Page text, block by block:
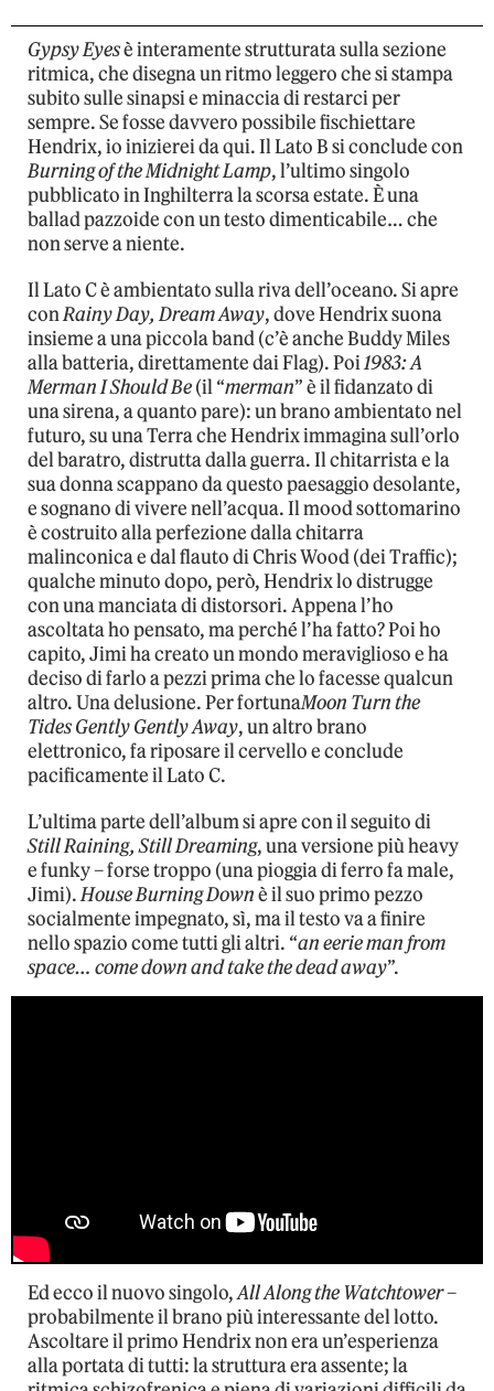
Gypsy Eyesè interamente strutturata sulla sezione
ritmica, che disegna un ritmo leggero che si stampa
subito sulle sinapsi e minaccia di restarci per
sempre. Se fosse davvero possibile fischiettare
Hendrix, io inizierei da qui. Il Lato B si conclude con
Burning of the Midnight Lamp, l’ultimo singolo
pubblicato in Inghilterra la scorsa estate. È una
ballad pazzoide con un testo dimenticabile… che
non serve a niente.
Il Lato C è ambientato sulla riva dell’oceano. Si apre
conRainy Day, Dream Away, dove Hendrix suona
insieme a una piccola band (c’è anche Buddy Miles
alla batteria, direttamente dai Flag). Poi1983: A
Merman I Should Be(il “merman” è il fidanzato di
una sirena, a quanto pare): un brano ambientato nel
futuro, su una Terra che Hendrix immagina sull’orlo
del baratro, distrutta dalla guerra. Il chitarrista e la
sua donna scappano da questo paesaggio desolante,
e sognano di vivere nell’acqua. Il mood sottomarino
è costruito alla perfezione dalla chitarra
malinconica e dal flauto di Chris Wood (dei Traffic);
qualche minuto dopo, però, Hendrix lo distrugge
con una manciata di distorsori. Appena l’ho
ascoltata ho pensato, ma perché l’ha fatto? Poi ho
capito, Jimi ha creato un mondo meraviglioso e ha
deciso di farlo a pezzi prima che lo facesse qualcun
altro. Una delusione. Per fortunaMoon Turn the
Tides Gently Gently Away, un altro brano
elettronico, fa riposare il cervello e conclude
pacificamente il Lato C.
L’ultima parte dell’album si apre con il seguito di
Still Raining, Still Dreaming, una versione più heavy
e funky – forse troppo (una pioggia di ferro fa male,
Jimi).House Burning Downè il suo primo pezzo
socialmente impegnato, sì, ma il testo va a finire
nello spazio come tutti gli altri. “an eerie man from
space… come down and take the dead away”.
Ed ecco il nuovo singolo,All Along the Watchtower–
probabilmente il brano più interessante del lotto.
Ascoltare il primo Hendrix non era un’esperienza
alla portata di tutti: la struttura era assente; la